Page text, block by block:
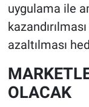
uygulama ile
azaltılması
OLACAK